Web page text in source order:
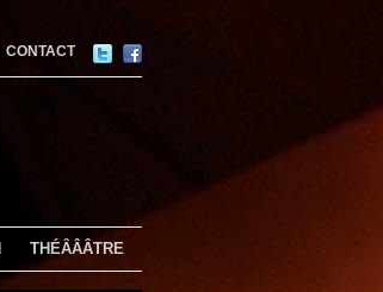
CONTACT
THÉÂÂÂTRE